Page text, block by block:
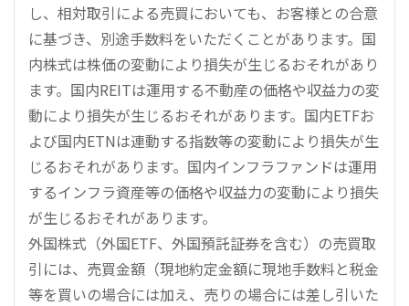
し、相対取引による売買においても、お客様との合意
に基づき、別途手数料をいただくことがあります。国
内株式は株価の変動により損失が生じるおそれがあり
ます。国内REITは運用する不動産の価格や収益力の変
動により損失が生じるおそれがあります。国内ETFお
よび国内ETNは連動する指数等の変動により損失が生
じるおそれがあります。国内インフラファンドは運用
するインフラ資産等の価格や収益力の変動により損失
が生じるおそれがあります。
外国株式（外国ETF、外国預託証券を含む）の売買取
引には、売買金額（現地約定金額に現地手数料と税金
等を買いの場合には加え、売りの場合には差し引いた